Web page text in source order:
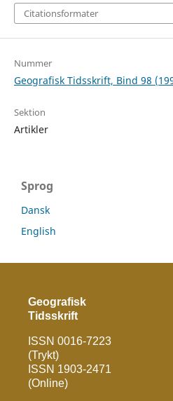
Citationsformater
Nummer
Geografisk Tidsskrift, Bind 98
Sektion
Artikler
Sprog
Dansk
English
Geografisk
Tidsskrift
ISSN 0016-7223
(Trykt)
ISSN 1903-2471
(Online)